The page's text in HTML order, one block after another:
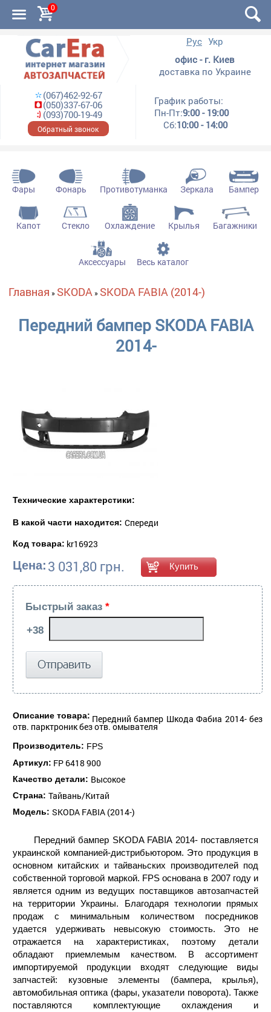
0
Рус Укр
офис - г. Киев
доставка по Украине
(067)462-92-67
(050)337-67-06
(093)700-19-49
Обратный звонок
График работы:
Пн-Пт:9:00 - 19:00
Сб:10:00 - 14:00
Фары Фонарь Противотуманка Зеркала Бампер
Капот Стекло Охлаждение Крылья Багажники
Аксессуары Весь каталог
Вы здесь
Главная » SKODA» SKODA FABIA (2014-)
Передний бампер SKODA FABIA
2014-
Технические характерстики:
В какой части находится: Спереди
Код товара: kr16923
Цена: 3 031,80 грн.
Быстрый заказ *
Описание товара: Передний бампер Шкода Фабиа 2014- без
отв. парктроник без отв. омывателя
Производитель: FPS
Артикул: FP 6418 900
Качество детали: Высокое
Страна: Тайвань/Китай
Модель: SKODA FABIA (2014-)
Передний бампер SKODA FABIA 2014- поставляется
украинской компанией-дистрибьютором. Это продукция в
основном китайских и тайваньских производителей под
собственной торговой маркой. FPS основана в 2007 году и
является одним из ведущих поставщиков автозапчастей
на территории Украины. Благодаря технологии прямых
продаж с минимальным количеством посредников
удается удерживать невысокую стоимость. Это не
отражается на характеристиках, поэтому детали
обладают приемлемым качеством. В ассортимент
импортируемой продукции входят следующие виды
запчастей: кузовные элементы (бампера, крылья),
автомобильная оптика (фары, указатели поворота). Также
поставляются комплектующие охлаждения и